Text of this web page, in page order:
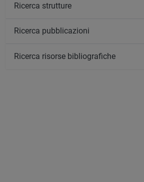
Ricerca strutture
Ricerca pubblicazioni
Ricerca risorse bibliografiche